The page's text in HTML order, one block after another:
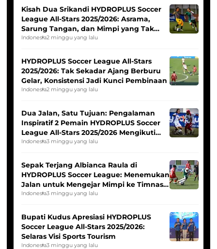
Kisah Dua Srikandi HYDROPLUS Soccer
League All-Stars 2025/2026: Asrama,
Sarung Tangan, dan Mimpi yang Tak
Pernah Padam
Indonesia2 minggu yang lalu
HYDROPLUS Soccer League All-Stars
2025/2026: Tak Sekadar Ajang Berburu
Gelar, Konsistensi Jadi Kunci Pembinaan
Indonesia2 minggu yang lalu
Dua Jalan, Satu Tujuan: Pengalaman
Inspiratif 2 Pemain HYDROPLUS Soccer
League All-Stars 2025/2026 Mengikuti
Seleksi Timnas Indonesia Putri
Indonesia3 minggu yang lalu
Sepak Terjang Albianca Raula di
HYDROPLUS Soccer League: Menemukan
Jalan untuk Mengejar Mimpi ke Timnas
Indonesia Putri
Indonesia3 minggu yang lalu
Bupati Kudus Apresiasi HYDROPLUS
Soccer League All-Stars 2025/2026:
Selaras Visi Sports Tourism
Indonesia3 minggu yang lalu